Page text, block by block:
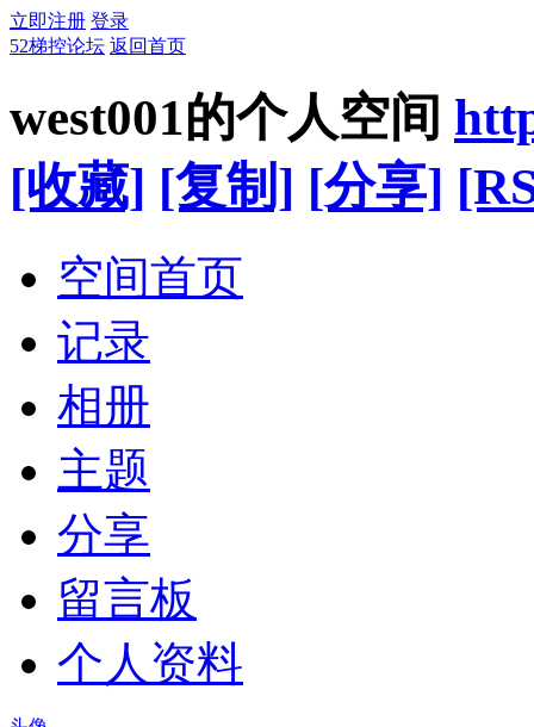
立即注册 登录
52梯控论坛 返回首页
west001的个人空间
[收藏] [复制] [分享]
空间首页
记录
相册
主题
分享
留言板
个人资料